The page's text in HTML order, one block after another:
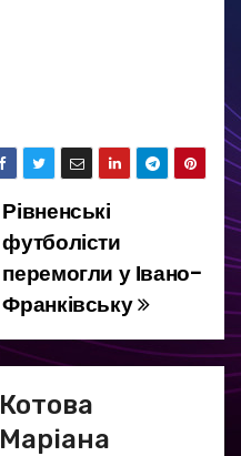
Рівненські
футболісти
перемогли у Івано-
Франківську
Котова
Маріана